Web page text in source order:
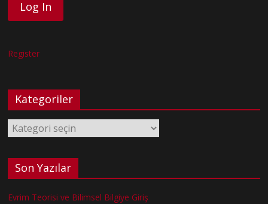
Register
Kategoriler
Kategoriler
Son Yazılar
Evrim Teorisi ve Bilimsel Bilgiye Giriş